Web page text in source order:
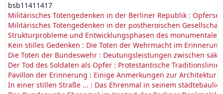
bsb11411417
Militärisches Totengedenken in der Berliner Republik :
Militärisches Totengedenken in der postheroischen
Strukturprobleme und Entwicklungsphasen des
Kein stilles Gedenken : Die Toten der Wehrmacht im
Die Toten der Bundeswehr : Deutungsleistungen zwischen
Der Tod des Soldaten als Opfer : Protestantische
Pavillon der Erinnerung : Einige Anmerkungen zur Architektur
In einer stillen Straße ... : Das Ehrenmal in seinem